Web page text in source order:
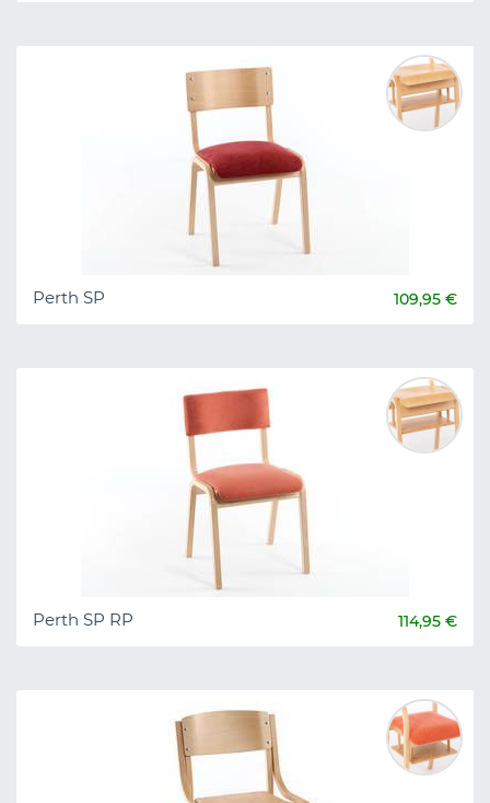
Perth SP 109,95 €
Perth SP RP 114,95 €